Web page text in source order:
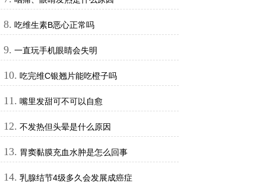
8. 吃维生素B恶心正常吗
9. 一直玩手机眼睛会失明
10. 吃完维C银翘片能吃橙子吗
11. 嘴里发甜可不可以自愈
12. 不发热但头晕是什么原因
13. 胃窦黏膜充血水肿是怎么回事
14. 乳腺结节4级多久会发展成癌症